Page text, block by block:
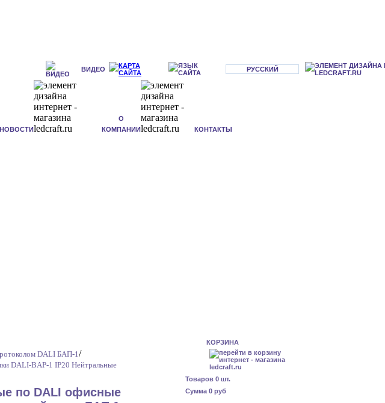
ВИДЕО РУССКИЙ
НОВОСТИ
О
КОМПАНИИ
КОНТАКТЫ
DALI БАП-1/
DALI-BAP-1 IP20 Нейтральные
по DALI офисные
КОРЗИНА
Товаров 0 шт.
Сумма 0 руб